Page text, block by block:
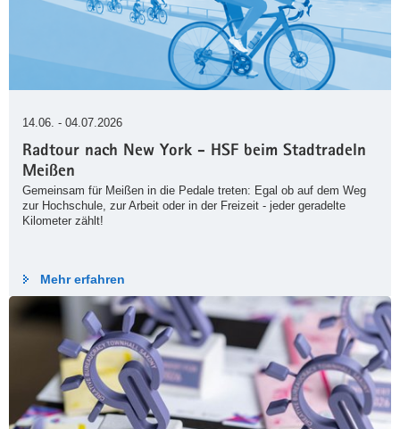
14.06. - 04.07.2026
Radtour nach New York - HSF beim Stadtradeln
Meißen
Gemeinsam für Meißen in die Pedale treten: Egal ob auf dem Weg
zur Hochschule, zur Arbeit oder in der Freizeit - jeder geradelte
Kilometer zählt!
Mehr erfahren